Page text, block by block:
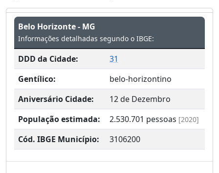
Belo Horizonte - MG
Informações detalhadas segundo o IBGE:
DDD da Cidade:
31
Gentílico:
belo-horizontino
Aniversário Cidade:
12 de Dezembro
População estimada:
2.530.701 pessoas [2020]
Cód. IBGE Município: 3106200